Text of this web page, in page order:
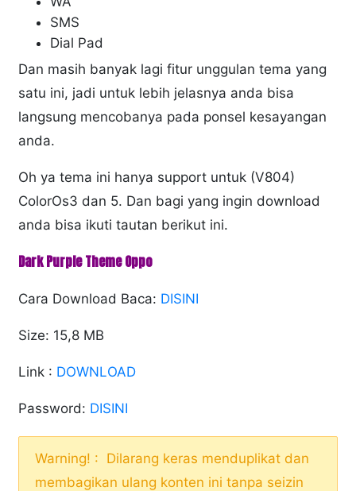
SMS
Dial Pad
Dan masih banyak lagi fitur unggulan tema yang
satu ini, jadi untuk lebih jelasnya anda bisa
langsung mencobanya pada ponsel kesayangan
anda.
Oh ya tema ini hanya support untuk (V804)
ColorOs3 dan 5. Dan bagi yang ingin download
anda bisa ikuti tautan berikut ini.
Dark Purple Theme Oppo
Cara Download Baca: DISINI
Size: 15,8 MB
Link : DOWNLOAD
Password: DISINI
Warning! : Dilarang keras menduplikat dan
membagikan ulang konten ini tanpa seizin